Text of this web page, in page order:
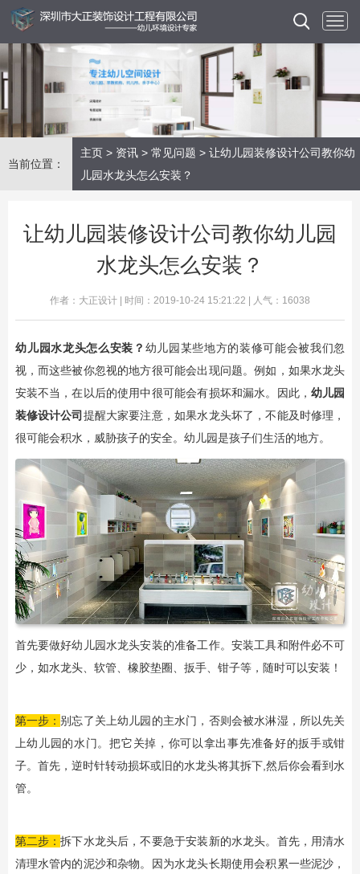
当前位置：
主页 > 资讯 > 常见问题 > 让幼儿园装修设计公司教你幼
儿园水龙头怎么安装？
让幼儿园装修设计公司教你幼儿园
水龙头怎么安装？
作者：大正设计 | 时间：2019-10-24 15:21:22 | 人气：16038
​幼儿园水龙头怎么安装？ 幼儿园某些地方的装修可能会被我们忽
视，而这些被你忽视的地方很可能会出现问题。例如，如果水龙头
安装不当，在以后的使用中很可能会有损坏和漏水。因此，幼儿园
装修设计公司 提醒大家要注意，如果水龙头坏了，不能及时修理，
很可能会积水，威胁孩子的安全。幼儿园是孩子们生活的地方。
首先要做好幼儿园水龙头安装的准备工作。安装工具和附件必不可
少，如水龙头、软管、橡胶垫圈、扳手、钳子等，随时可以安装！
第一步：别忘了关上幼儿园的主水门，否则会被水淋湿，所以先关
上幼儿园的水门。把它关掉，你可以拿出事先准备好的扳手或钳
子。首先，逆时针转动损坏或旧的水龙头将其拆下,然后你会看到水
管。
第二步：拆下水龙头后，不要急于安装新的水龙头。首先，用清水
清理水管内的泥沙和杂物。因为水龙头长期使用会积累一些泥沙，